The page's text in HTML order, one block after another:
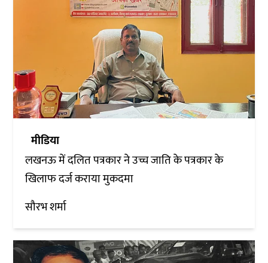
मीडिया
लखनऊ में दलित पत्रकार ने उच्च जाति के पत्रकार के
खिलाफ दर्ज कराया मुकदमा
सौरभ शर्मा